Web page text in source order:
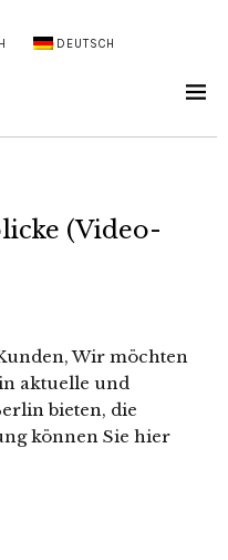
DEUTSCH
(Video-
Wir möchten
aktuelle und
bieten, die
können Sie hier